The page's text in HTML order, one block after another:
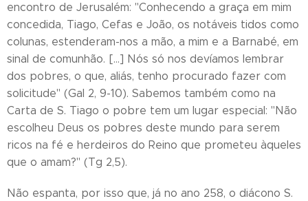
encontro de Jerusalém: "Conhecendo a graça em mim
concedida, Tiago, Cefas e João, os notáveis tidos como
colunas, estenderam-nos a mão, a mim e a Barnabé, em
sinal de comunhão. [...] Nós só nos devíamos lembrar
dos pobres, o que, aliás, tenho procurado fazer com
solicitude" (Gal 2, 9-10). Sabemos também como na
Carta de S. Tiago o pobre tem um lugar especial: "Não
escolheu Deus os pobres deste mundo para serem
ricos na fé e herdeiros do Reino que prometeu àqueles
que o amam?" (Tg 2,5).
Não espanta, por isso que, já no ano 258, o diácono S.